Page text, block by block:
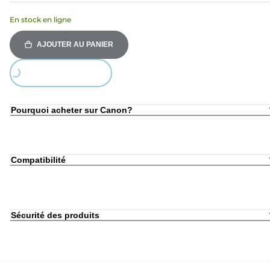
En stock en ligne
AJOUTER AU PANIER
Loading...
Pourquoi acheter sur Canon?
Compatibilité
Sécurité des produits